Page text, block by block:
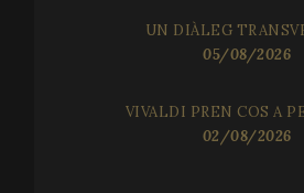
UN DIÀLEG
05/08/2026
VIVALDI PREN COS A
02/08/2026